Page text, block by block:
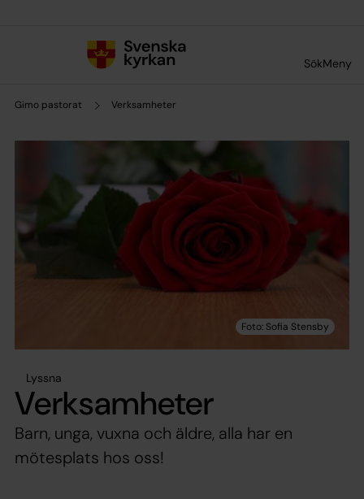
SökMeny
Gimo pastorat Verksamheter
Lyssna
Verksamheter
Barn, unga, vuxna och äldre, alla har en
mötesplats hos oss!